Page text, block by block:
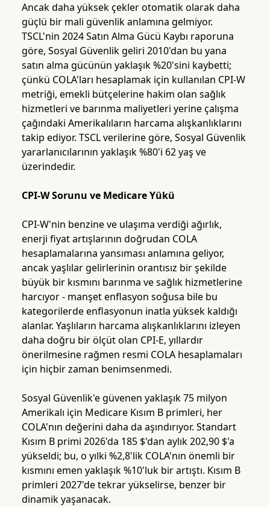
Ancak daha yüksek çekler otomatik olarak daha
güçlü bir mali güvenlik anlamına gelmiyor.
TSCL'nin 2024 Satın Alma Gücü Kaybı raporuna
göre, Sosyal Güvenlik geliri 2010'dan bu yana
satın alma gücünün yaklaşık %20'sini kaybetti;
çünkü COLA'ları hesaplamak için kullanılan CPI-W
metriği, emekli bütçelerine hakim olan sağlık
hizmetleri ve barınma maliyetleri yerine çalışma
çağındaki Amerikalıların harcama alışkanlıklarını
takip ediyor. TSCL verilerine göre, Sosyal Güvenlik
yararlanıcılarının yaklaşık %80'i 62 yaş ve
üzerindedir.
CPI-W Sorunu ve Medicare Yükü
CPI-W'nin benzine ve ulaşıma verdiği ağırlık,
enerji fiyat artışlarının doğrudan COLA
hesaplamalarına yansıması anlamına geliyor,
ancak yaşlılar gelirlerinin orantısız bir şekilde
büyük bir kısmını barınma ve sağlık hizmetlerine
harcıyor - manşet enflasyon soğusa bile bu
kategorilerde enflasyonun inatla yüksek kaldığı
alanlar. Yaşlıların harcama alışkanlıklarını izleyen
daha doğru bir ölçüt olan CPI-E, yıllardır
önerilmesine rağmen resmi COLA hesaplamaları
için hiçbir zaman benimsenmedi.
Sosyal Güvenlik'e güvenen yaklaşık 75 milyon
Amerikalı için Medicare Kısım B primleri, her
COLA'nın değerini daha da aşındırıyor. Standart
Kısım B primi 2026'da 185 $'dan aylık 202,90 $'a
yükseldi; bu, o yılki %2,8'lik COLA'nın önemli bir
kısmını emen yaklaşık %10'luk bir artıştı. Kısım B
primleri 2027'de tekrar yükselirse, benzer bir
dinamik yaşanacak.